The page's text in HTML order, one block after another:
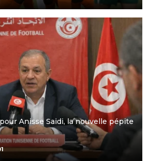
Anisse Saidi, la nouvelle pépite